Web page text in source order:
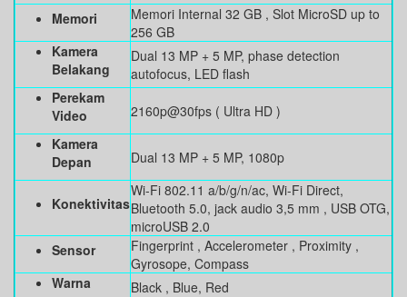
Memori
Memori Internal 32 GB , Slot MicroSD up to
256 GB
Kamera
Belakang
Dual 13 MP + 5 MP, phase detection
autofocus, LED flash
Perekam
Video
2160p@30fps ( Ultra HD )
Kamera
Depan
Dual 13 MP + 5 MP, 1080p
Konektivitas
Wi-Fi 802.11 a/b/g/n/ac, Wi-Fi Direct,
Bluetooth 5.0, jack audio 3,5 mm , USB OTG,
microUSB 2.0
Sensor
Fingerprint , Accelerometer , Proximity ,
Gyrosope, Compass
Warna
Black , Blue, Red